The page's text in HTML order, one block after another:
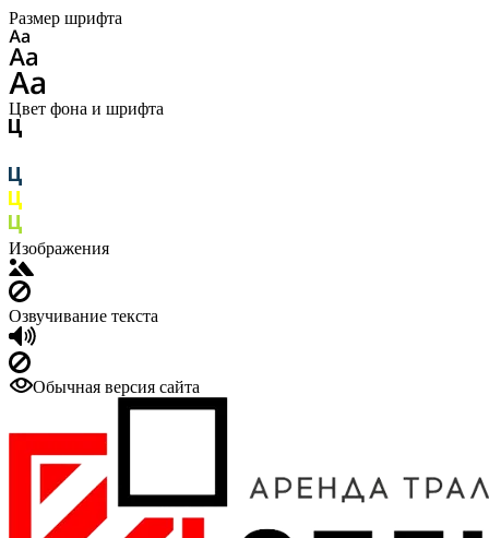
Размер шрифта
Цвет фона и шрифта
Изображения
Озвучивание текста
Обычная версия сайта